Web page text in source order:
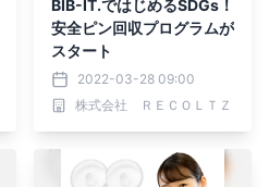
BIB-IT.ではじめるSDGs！
安全ピン回収プログラムが
スタート
2022-03-28 09:00
株式会社 ＲＥＣＯＬＴＺ